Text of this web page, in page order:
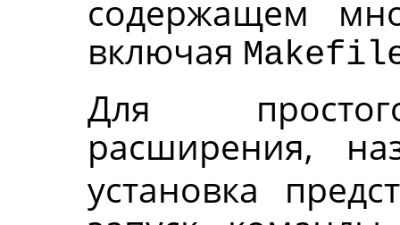
содержащем
включая
Для
расширения,
установка